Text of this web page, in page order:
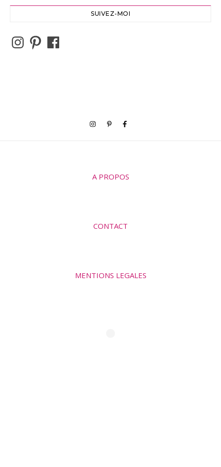
SUIVEZ-MOI
Instagram
PinterestFacebook
A PROPOS
CONTACT
MENTIONS LEGALES